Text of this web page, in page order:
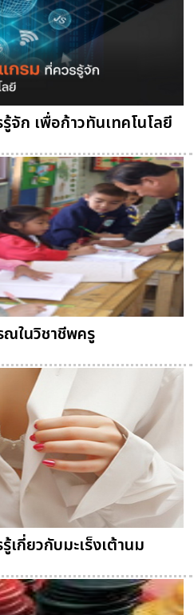
จัก เพื่อก้าวทันเทคโนโลยี
ณในวิชาชีพครู
เกี่ยวกับมะเร็งเต้านม